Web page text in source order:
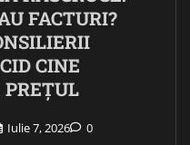
FACTURI?
CINE
Iulie 7, 2026 0